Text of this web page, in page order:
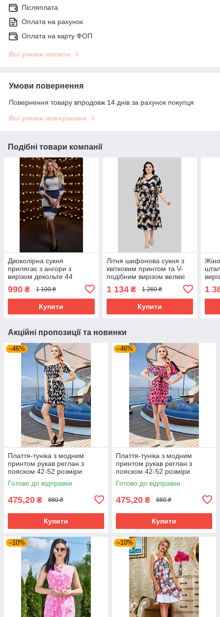
Післяплата
Оплата на рахунок
Оплата на карту ФОП
Всі умови оплати
Умови повернення
Повернення товару впродовж 14 днів за рахунок покупця
Всі умови повернення
Подібні товари компанії
Двоколірна сукня
прилягає з ангори з
вирізом декольте 44
990 ₴ 1 100 ₴
Купити
Літня шифонова сукня з
квітковим принтом та V-
подібним вирізом великі
кольори синя
1 134₴ 1 260 ₴
Купити
44-
1
Акційні пропозиції та новинки
–46%
Плаття-туніка з модним
принтом рукав реглан з
пояском 42-52 розміри
Готово до відправки
475,20 ₴ 880 ₴
Купити
–46%
Плаття-туніка з модним
принтом рукав реглан з
пояском 42-52 розміри
Готово до відправки
475,20 ₴ 880 ₴
Купити
–10% –10%